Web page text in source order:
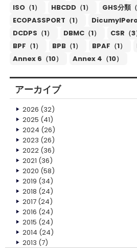
ISO（1）
HBCDD（1） GHS分類（
ECOPASSPORT（1）
DCDPS（1）
DBMC（1） CSR（3
BPF（1）
BPB（1） BPAF（1）
Annex 6（10）
Annex 4（10）
アーカイブ
2026 (32)
2025 (41)
2024 (26)
2023 (26)
2022(36)
2021 (36)
2020 (58)
2019 (34)
2018 (24)
2017(24)
2016 (24)
2015 (24)
2014 (24)
2013 (7)